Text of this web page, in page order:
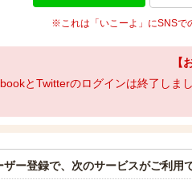
※これは「いこーよ」にSNSで
【
とTwitterのログインは終了しま
ー登録で、次のサービスがご利用